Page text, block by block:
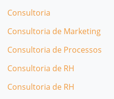
Consultoria
Consultoria de Marketing
Consultoria de Processos
Consultoria de RH
Consultoria de RH